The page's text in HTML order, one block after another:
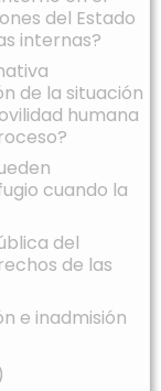
del Estado
internas?
de la situación
humana
cuando la
del
de las
e inadmisión